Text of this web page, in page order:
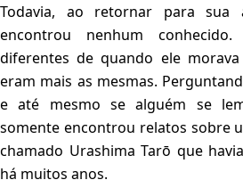
Todavia, ao retornar para sua
encontrou nenhum
diferentes de quando ele
eram mais as mesmas.
e até mesmo se alguém se
somente encontrou relatos sobre
chamado Urashima Tarō que
há muitos anos.